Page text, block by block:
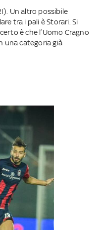
Un altro possibile
tra i pali è Storari. Si
è che l’Uomo Cragno
una categoria già